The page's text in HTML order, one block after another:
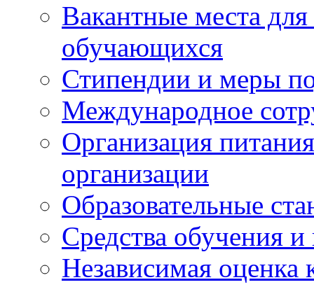
Вакантные места
обучающихся
Стипендии и меры
Международное
Организация
организации
Образовательные
Средства обучения и
Независимая оценка